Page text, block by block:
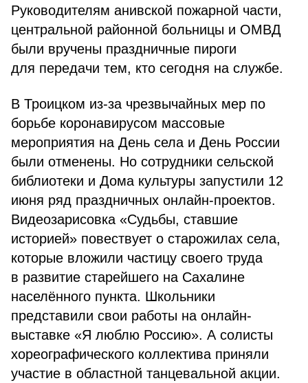
Руководителям анивской пожарной части,
центральной районной больницы и ОМВД
были вручены праздничные пироги
для передачи тем, кто сегодня на службе.
В Троицком из-за чрезвычайных мер по
борьбе коронавирусом массовые
мероприятия на День села и День России
были отменены. Но сотрудники сельской
библиотеки и Дома культуры запустили 12
июня ряд праздничных онлайн-проектов.
Видеозарисовка «Судьбы, ставшие
историей» повествует о старожилах села,
которые вложили частицу своего труда
в развитие старейшего на Сахалине
населённого пункта. Школьники
представили свои работы на онлайн-
выставке «Я люблю Россию». А солисты
хореографического коллектива приняли
участие в областной танцевальной акции.